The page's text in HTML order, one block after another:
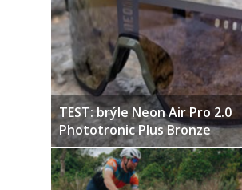
TEST: brýle Neon Air Pro 2.0
Phototronic Plus Bronze